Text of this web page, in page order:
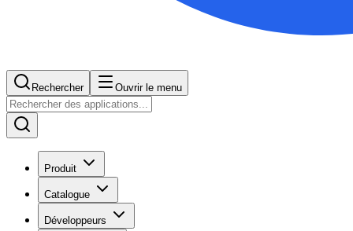
Rechercher Ouvrir le menu
Produit
Catalogue
Développeurs